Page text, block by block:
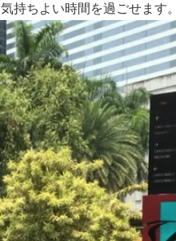
持ちよい時間を過ごせます。